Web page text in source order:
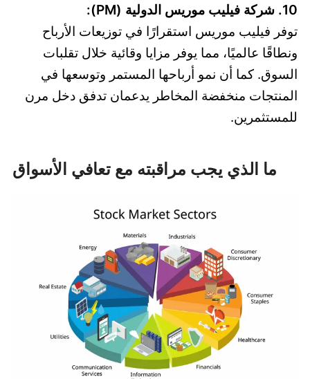
10. شركة فيليب موريس الدولية (PM):
توفر فيليب موريس استقرارًا في توزيعات الأرباح
ونطاقًا عالميًا، مما يوفر مزايا وقائية خلال تقلبات
السوق. كما أن نمو أرباحها المستمر وتوسعها في
المنتجات منخفضة المخاطر يدعمان تدفق دخل مرن
للمستثمرين.
ما الذي يجب مراقبته مع تعافي الأسواق